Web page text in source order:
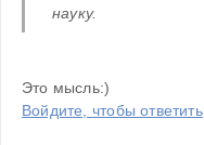
науку.
Это мысль:)
Войдите, чтобы ответить